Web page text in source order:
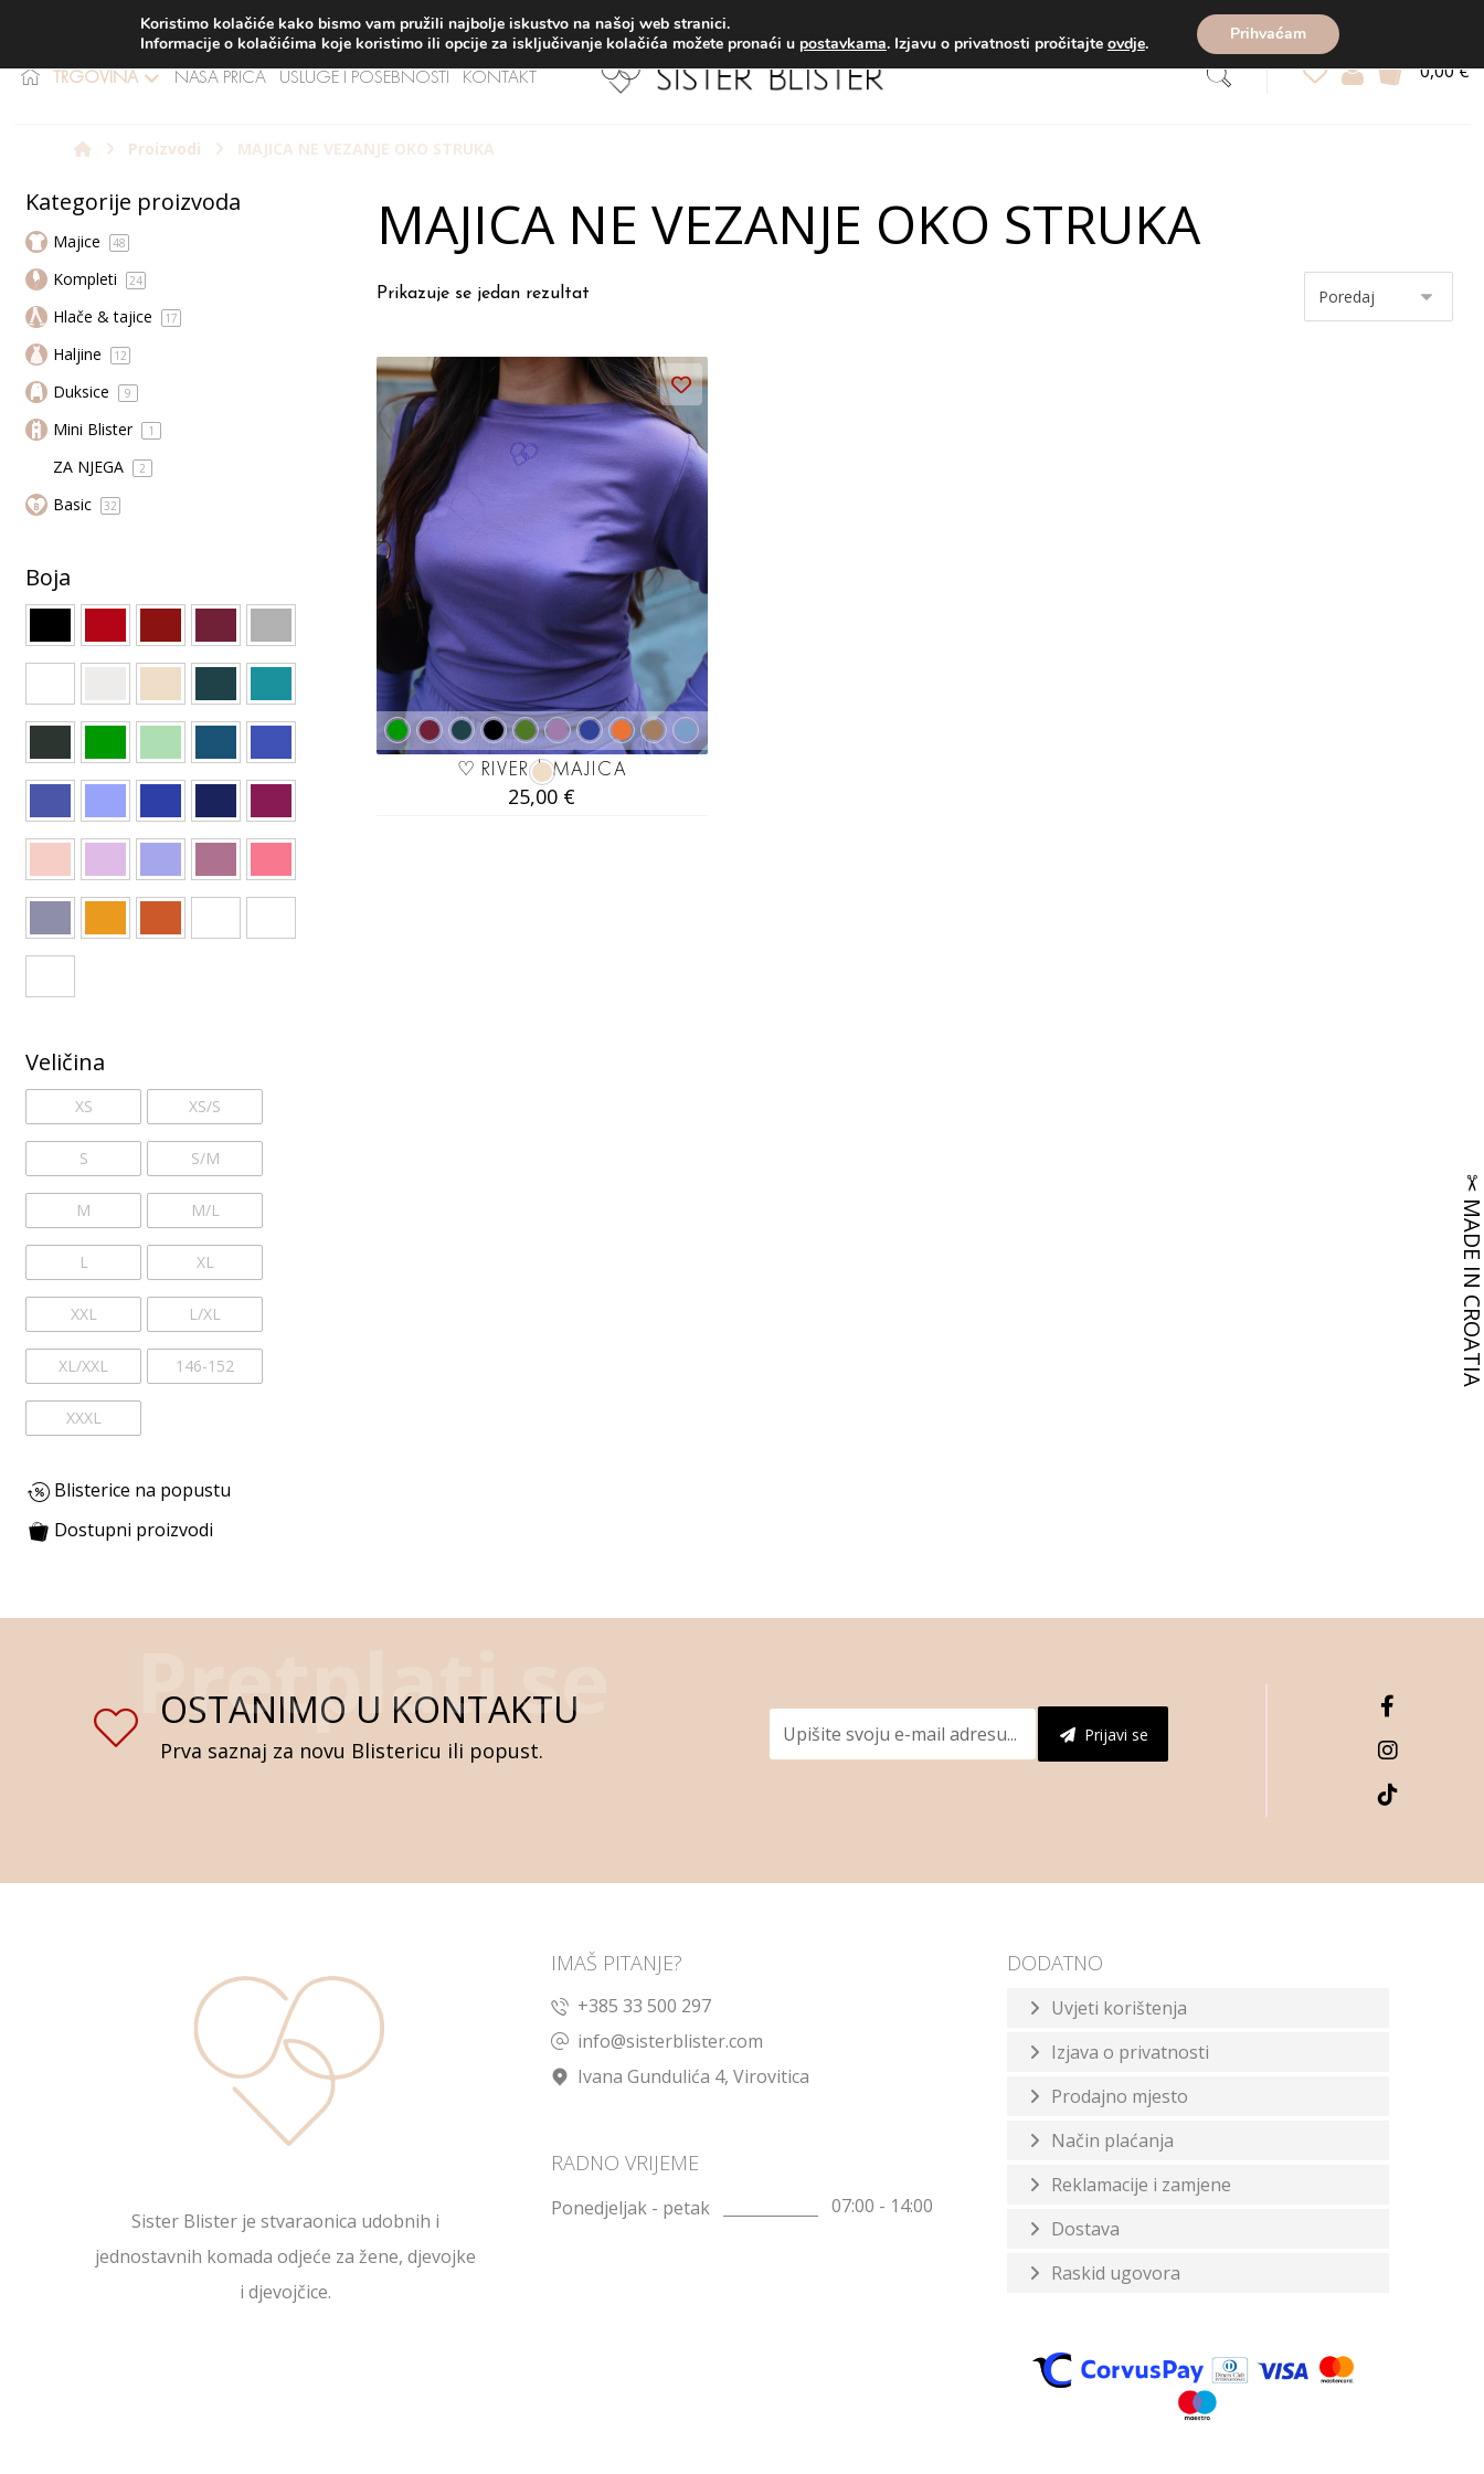
BESPLATNA DOSTAVA za narudžbe iznad 65€ (izuzev paketa s pouzećem).
TRGOVINA NAŠA PRIČA USLUGE I POSEBNOSTI KONTAKT 0,00€
Proizvodi MAJICA NE VEZANJE OKO STRUKA
MAJICA NE VEZANJE OKO STRUKA
Prikazuje se jedan rezultat
♡ RIVER | MAJICA
25,00 €
Kategorije proizvoda
Majice 48
Kompleti 24
Hlače & tajice 17
Haljine 12
Duksice 9
Mini Blister 1
ZA NJEGA 2
Basic 32
Boja
Veličina
XS XS/S
S S/M
M M/L
L XL
XXL L/XL
XL/XXL 146-152
XXXL
Blisterice na popustu
Dostupni proizvodi
OSTANIMO U KONTAKTU
Prva saznaj za novu Blistericu ili popust.
Prijavi se
Sister Blister je stvaraonica udobnih i
jednostavnih komada odjeće za žene, djevojke
i djevojčice.
IMAŠ PITANJE?
+385 33 500 297
info@sisterblister.com
Ivana Gundulića 4, Virovitica
RADNO VRIJEME
Ponedjeljak - petak 07:00 - 14:00
DODATNO
Uvjeti korištenja
Izjava o privatnosti
Prodajno mjesto
Način plaćanja
Reklamacije i zamjene
Dostava
Raskid ugovora
Koristimo kolačiće kako bismo vam pružili najbolje iskustvo na našoj web stranici.
Informacije o kolačićima koje koristimo ili opcije za isključivanje kolačića možete pronaći u postavkama. Izjavu o privatnosti pročitajte ovdje. Prihvaćam